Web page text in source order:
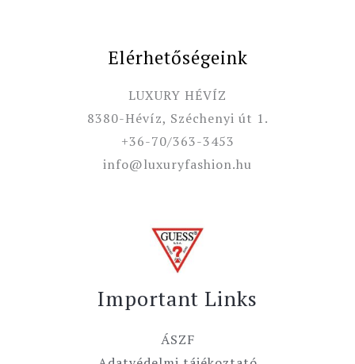
Elérhetőségeink
LUXURY HÉVÍZ
8380-Hévíz, Széchenyi út 1.
+36-70/363-3453
info@luxuryfashion.hu
Important Links
ÁSZF